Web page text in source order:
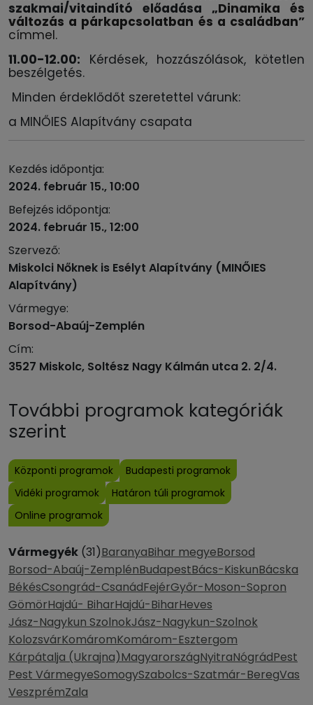
szakmai/vitaindító előadása „Dinamika és
változás a párkapcsolatban és a családban”
címmel.
11.00-12.00: Kérdések, hozzászólások, kötetlen
beszélgetés.
Minden érdeklődőt szeretettel várunk:
a MINŐIES Alapítvány csapata
Kezdés időpontja:
2024. február 15., 10:00
Befejzés időpontja:
2024. február 15., 12:00
Szervező:
Miskolci Nőknek is Esélyt Alapítvány (MINŐIES
Alapítvány)
Vármegye:
Borsod-Abaúj-Zemplén
Cím:
3527 Miskolc, Soltész Nagy Kálmán utca 2. 2/4.
További programok kategóriák
szerint
Központi programok
Budapesti programok
Vidéki programok
Határon túli programok
Online programok
Vármegyék (31)BaranyaBihar megyeBorsod
Borsod-Abaúj-ZemplénBudapestBács-KiskunBácska
BékésCsongrád-CsanádFejérGyőr-Moson-Sopron
GömörHajdú- BiharHajdú-BiharHeves
Jász-Nagykun SzolnokJász-Nagykun-Szolnok
KolozsvárKomáromKomárom-Esztergom
Kárpátalja (Ukrajna)MagyarországNyitraNógrádPest
Pest VármegyeSomogySzabolcs-Szatmár-BeregVas
VeszprémZala